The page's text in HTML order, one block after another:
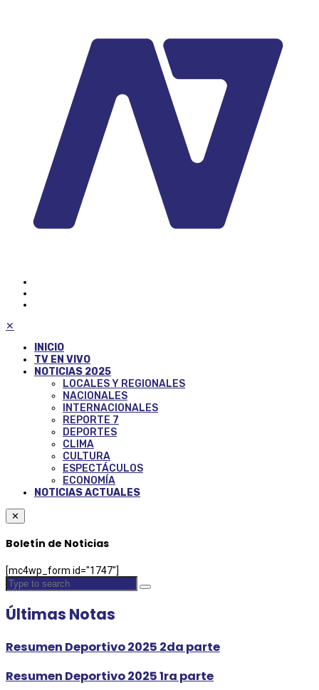
✕
INICIO
TV EN VIVO
NOTICIAS 2025
LOCALES Y REGIONALES
NACIONALES
INTERNACIONALES
REPORTE 7
DEPORTES
CLIMA
CULTURA
ESPECTÁCULOS
ECONOMÍA
NOTICIAS ACTUALES
✕
Boletín de Noticias
[mc4wp_form id="1747"]
Últimas Notas
Resumen Deportivo 2025 2da parte
Resumen Deportivo 2025 1ra parte